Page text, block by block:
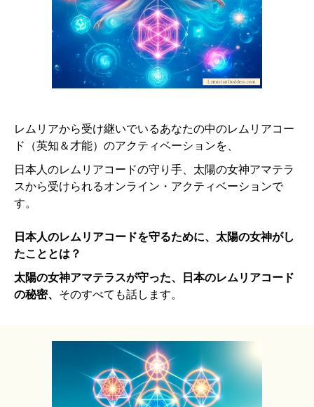
レムリアから受け継いでいるあなたの中のレムリアコー
ド（英知＆才能）のアクティベーションを、
日本人のレムリアコードの守り手、太陽の女神アマテラ
スから受けられるオンライン・アクティベーションで
す。
日本人のレムリアコードを守るために、太陽の女神がし
たこととは？
太陽の女神アマテラスが守った、日本のレムリアコード
の秘密、 そのすべても話します。